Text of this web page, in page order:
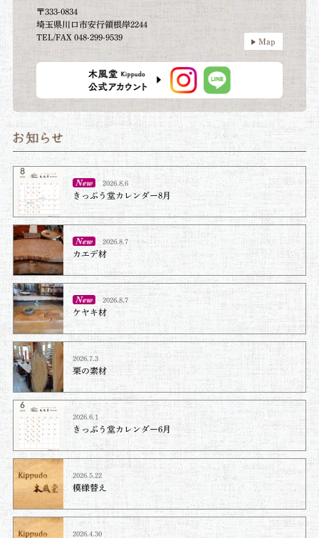
〒333-0834
埼玉県川口市安行領根岸2244
TEL/FAX 048-299-9539
Map
2026.8.6
きっぷう堂カレンダー8月
2026.8.7
カエデ材
2026.8.7
ケヤキ材⁡
2026.7.3
栗の素材
2026.6.1
きっぷう堂カレンダー6月
2026.5.22
模様替え
2026.4.30